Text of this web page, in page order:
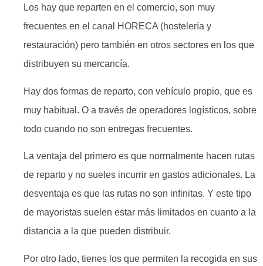
Los hay que reparten en el comercio, son muy
frecuentes en el canal HORECA (hostelería y
restauración) pero también en otros sectores en los que
distribuyen su mercancía.
Hay dos formas de reparto, con vehículo propio, que es
muy habitual. O a través de operadores logísticos, sobre
todo cuando no son entregas frecuentes.
La ventaja del primero es que normalmente hacen rutas
de reparto y no sueles incurrir en gastos adicionales. La
desventaja es que las rutas no son infinitas. Y este tipo
de mayoristas suelen estar más limitados en cuanto a la
distancia a la que pueden distribuir.
Por otro lado, tienes los que permiten la recogida en sus